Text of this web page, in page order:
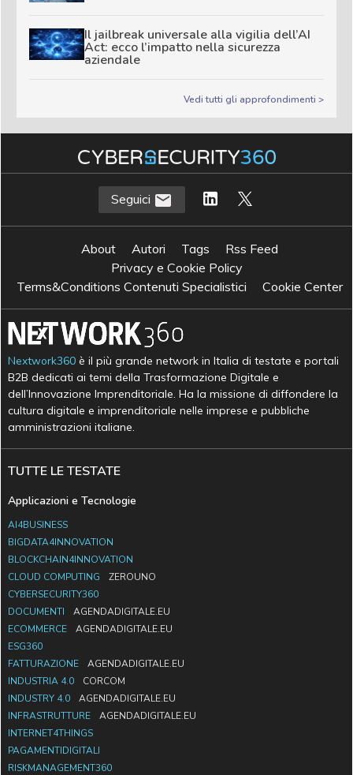
Il jailbreak universale alla vigilia dell’AI
Act: ecco l’impatto nella sicurezza
aziendale
Vedi tutti gli approfondimenti >
Seguici
About Autori Tags
Rss Feed
Privacy e Cookie Policy
Terms&Conditions Contenuti Specialistici
Cookie Center
Nextwork360 è il più grande network in Italia di testate e portali
B2B dedicati ai temi della Trasformazione Digitale e
dell’Innovazione Imprenditoriale. Ha la missione di diffondere la
cultura digitale e imprenditoriale nelle imprese e pubbliche
amministrazioni italiane.
TUTTE LE TESTATE
Applicazioni e Tecnologie
AI4BUSINESS
BIGDATA4INNOVATION
BLOCKCHAIN4INNOVATION
CLOUD COMPUTING
ZEROUNO
CYBERSECURITY360
DOCUMENTI
AGENDADIGITALE.EU
ECOMMERCE
AGENDADIGITALE.EU
ESG360
FATTURAZIONE
AGENDADIGITALE.EU
INDUSTRIA 4.0
CORCOM
INDUSTRY 4.0
AGENDADIGITALE.EU
INFRASTRUTTURE
AGENDADIGITALE.EU
INTERNET4THINGS
PAGAMENTIDIGITALI
RISKMANAGEMENT360